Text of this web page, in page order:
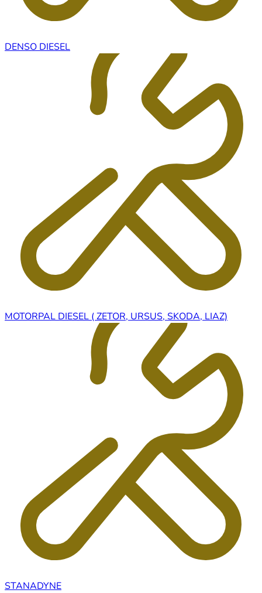
DENSO DIESEL
MOTORPAL DIESEL ( ZETOR, URSUS, SKODA, LIAZ)
STANADYNE